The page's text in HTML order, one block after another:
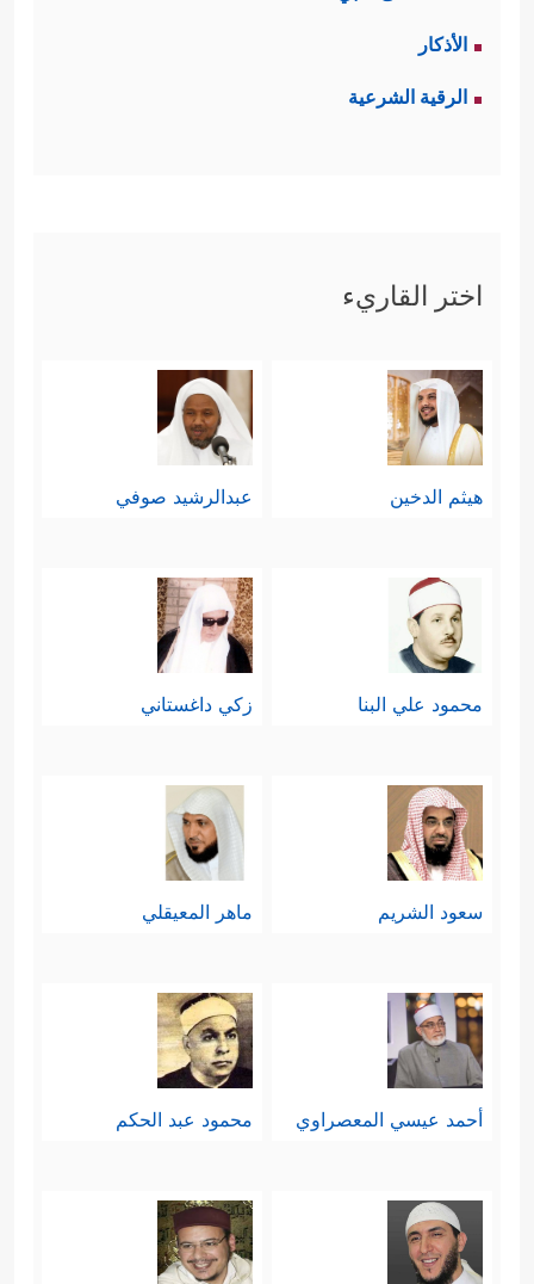
الأذكار
الرقية الشرعية
اختر القاريء
هيثم الدخين عبدالرشيد صوفي
محمود علي البنا زكي داغستاني
سعود الشريم ماهر المعيقلي
أحمد عيسي المعصراوي محمود عبد الحكم